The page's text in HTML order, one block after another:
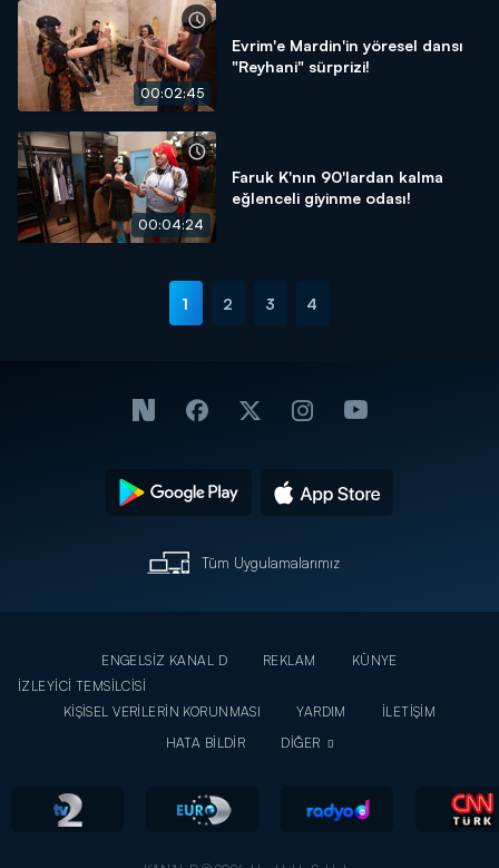
00:02:45
Evrim'e Mardin'in yöresel dansı
"Reyhani" sürprizi!
00:04:24
Faruk K'nın 90'lardan kalma
eğlenceli giyinme odası!
1 2 3 4
Tüm Uygulamalarımız
ENGELSİZ KANAL D REKLAM
KÜNYE
İZLEYİCİ TEMSİLCİSİ
KİŞİSEL VERİLERİN KORUNMASI
YARDIM
İLETİŞİM
HATA BİLDİR
DİĞER